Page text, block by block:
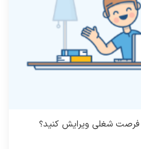
فرصت شغلی ویرایش کنید؟